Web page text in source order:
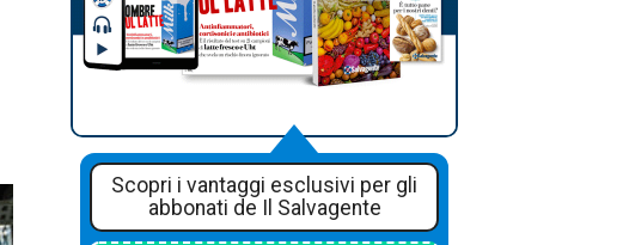
Scopri i vantaggi esclusivi per gli
abbonati de Il Salvagente